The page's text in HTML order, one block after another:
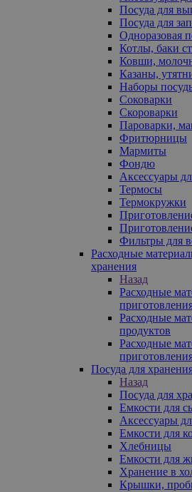
Посуда для
Посуда для
Одноразовая
Котлы, баки
Ковши,
Казаны,
Наборы
Соковарки
Скороварки
Пароварки,
Фритюрницы
Мармиты
Фондю
Аксессуары
Термосы
Термокружки
Фильтры для
Расходные
хранения
Назад
Расходные
Расходные
продуктов
Расходные
Посуда для
Назад
Посуда для
Емкости для
Аксессуары
Емкости для
Хлебницы
Емкости для
Хранение в
Крышки,